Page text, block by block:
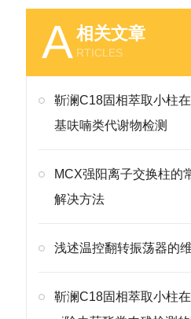
A相关文章
RTICLES
靳澜C18固相萃取小柱
基呋喃类代谢物检测
MCX强阳离子交换柱的
解决方法
浅述温控翻转振荡器的
靳澜C18固相萃取小柱